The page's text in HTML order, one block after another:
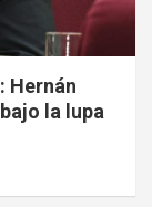
Hernán
la lupa